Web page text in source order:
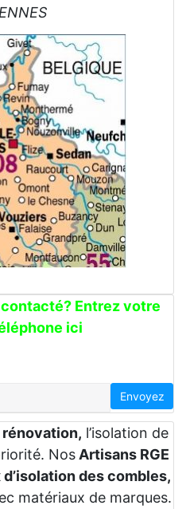
Entrez votre
ici
Envoyez
l’isolation de
Nos Artisans RGE
des combles,
matériaux de marques.